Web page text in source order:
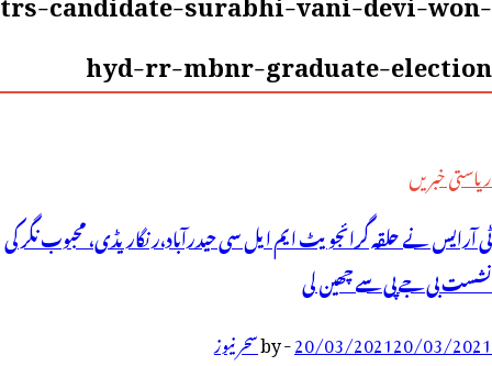
hyd-rr-mbnr-graduate-election
ریاستی خبریں
ٹی آرایس نے حلقہ گرائجویٹ ایم ایل سی حیدرآباد،رنگاریڈی، محبوب نگر کی
نشست بی جے پی سے چھین لی
20/03/202120/03/2021
-
byسحر نیوز